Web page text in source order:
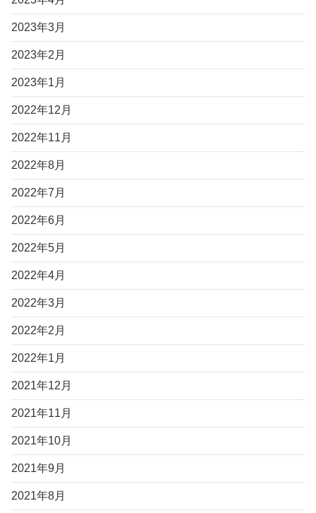
2023年3月
2023年2月
2023年1月
2022年12月
2022年11月
2022年8月
2022年7月
2022年6月
2022年5月
2022年4月
2022年3月
2022年2月
2022年1月
2021年12月
2021年11月
2021年10月
2021年9月
2021年8月